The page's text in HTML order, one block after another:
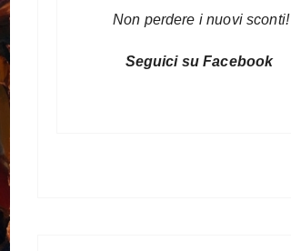
Non perdere i nuovi sconti!
Seguici su Facebook